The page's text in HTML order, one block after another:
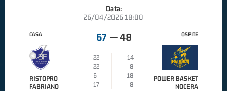
Data:
26/04/2026 18:00
CASA
RISTOPRO
FABRIANO
67 —48
22
14
22
8
6
18
17
8
OSPITE
POWER BASKET
NOCERA